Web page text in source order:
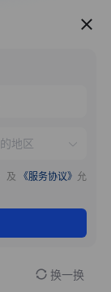
服务推荐
及 《服务协议》 允
换一换